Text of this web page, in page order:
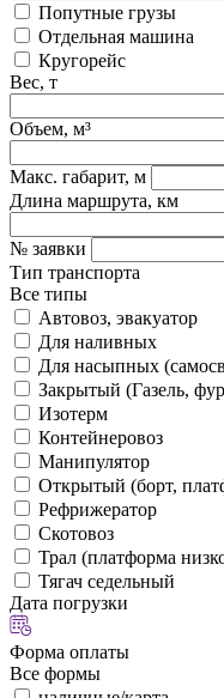
Попутные грузы
Отдельная машина
Кругорейс
Вес, т
Объем, м³
Макс. габарит, м
Длина маршрута, км
№ заявки
Тип транспорта
Все типы
Автовоз, эвакуатор
Для наливных
Для насыпных
Закрытый (Газель,
Изотерм
Контейнеровоз
Манипулятор
Открытый (борт,
Рефрижератор
Скотовоз
Трал (платформа
Тягач седельный
Дата погрузки
Форма оплаты
Все формы